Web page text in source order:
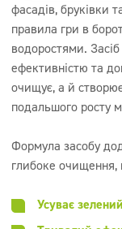
фасадів, бруківки
правила гри в
водоростями.
ефективністю та
очищує, а й
подальшого росту
Формула засобу
глибоке очищення,
Усуває